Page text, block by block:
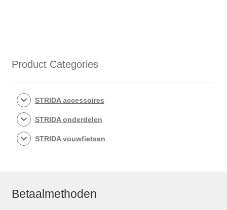
355)
Product Categories
STRIDA accessoires
STRIDA onderdelen
STRIDA vouwfietsen
Betaalmethoden